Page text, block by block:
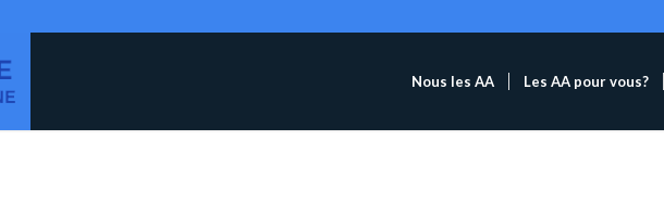
Nous les AA Les AA pour vous?